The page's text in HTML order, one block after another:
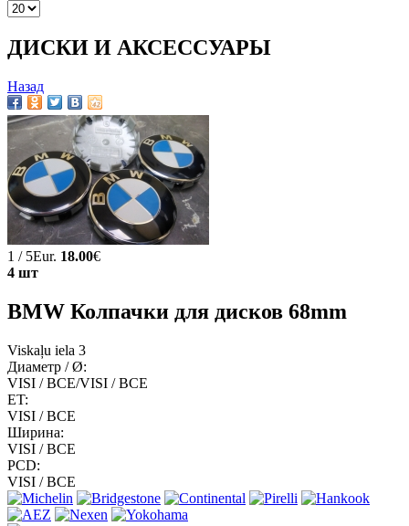
ДИСКИ И АКСЕССУАРЫ
Назад
1 / 5Eur. 18.00€
4 шт
BMW Колпачки для дисков 68mm
Viskaļu iela 3
Диаметр / Ø:
VISI / ВСЕ/VISI / ВСЕ
ET:
VISI / ВСЕ
Ширина:
VISI / ВСЕ
PCD:
VISI / ВСЕ